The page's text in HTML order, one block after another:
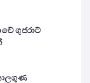
ගුජරාට්